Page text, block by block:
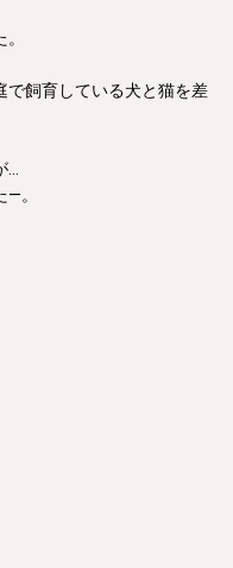
で飼育している犬と猫を差
―。